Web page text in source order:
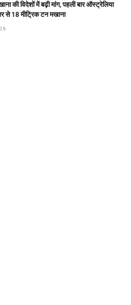
की विदेशों में बढ़ी मांग, पहली बार ऑस्ट्रेलिया
से 18 मीट्रिक टन मखाना